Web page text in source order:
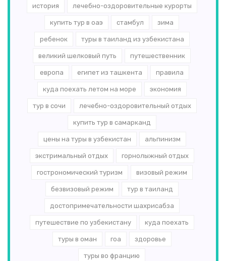
история лечебно-оздоровительные курорты
купить тур в оаэ стамбул зима
ребенок туры в таиланд из узбекистана
великий шелковый путь путешественник
европа египет из ташкента правила
куда поехать летом на море экономия
тур в сочи лечебно-оздоровительный отдых
купить тур в самарканд
цены на туры в узбекистан альпинизм
экстримальный отдых горнолыжный отдых
гострономический туризм визовый режим
безвизовый режим тур в таиланд
достопримечательности шахрисабза
путешествие по узбекистану куда поехать
туры в оман гоа здоровье
туры во францию